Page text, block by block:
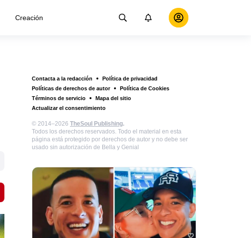
Creación
Contacta a la redacción
Política de privacidad
Políticas de derechos de autor
Política de Cookies
Términos de servicio
Mapa del sitio
Actualizar el consentimiento
© 2014–2026 TheSoul Publishing.
Todos los derechos reservados. Todo el material en esta
página está protegido por derechos de autor y no debe ser
usado sin autorización de Bella y Genial